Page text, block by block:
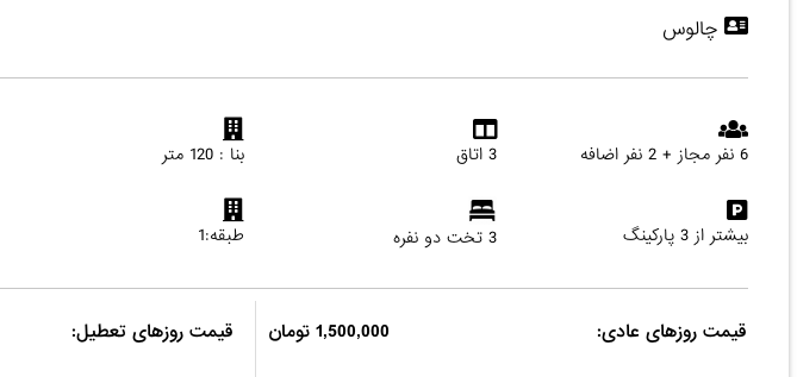
چالوس
6 نفر مجاز + 2 نفر اضافه 3 اتاق بنا : 120 متر
بیشتر از 3 پارکینگ 3 تخت دو نفره طبقه:1
قیمت روزهای عادی: 1,500,000 تومان قیمت روزهای تعطیل: